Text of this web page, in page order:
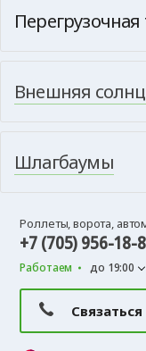
Перегрузочная
Внешняя
Шлагбаумы
Роллеты, ворота,
+7 (705) 956-18-
Работаем до 19:00
Связаться